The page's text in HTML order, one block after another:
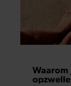
Waarom